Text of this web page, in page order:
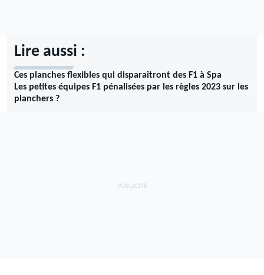
Lire aussi :
Ces planches flexibles qui disparaîtront des F1 à Spa
Les petites équipes F1 pénalisées par les règles 2023 sur les
planchers ?